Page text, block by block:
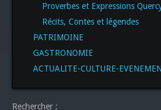
Proverbes et Expressions
Récits, Contes et légendes
PATRIMOINE
GASTRONOMIE
ACTUALITE-CULTURE-
Rechercher :